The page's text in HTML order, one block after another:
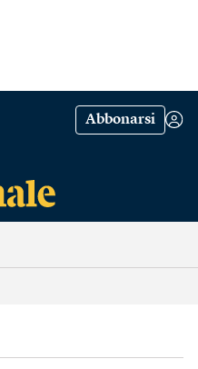
Abbonarsi